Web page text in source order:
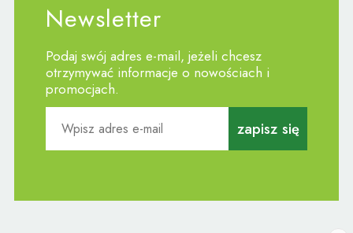
Newsletter
Podaj swój adres e-mail, jeżeli chcesz
otrzymywać informacje o nowościach i
promocjach.
zapisz się